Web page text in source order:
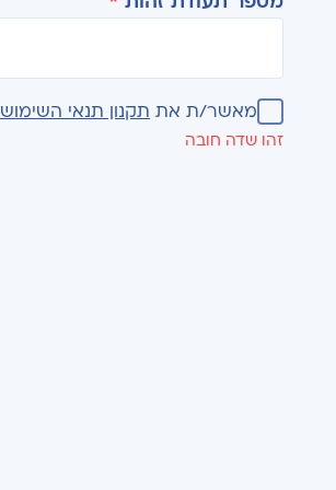
מאשר/ת את תקנון תנאי השימוש
זהו שדה חובה